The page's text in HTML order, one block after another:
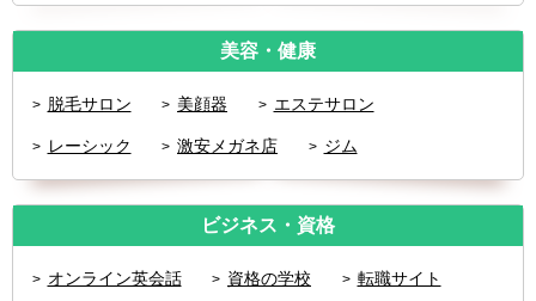
美容・健康
脱毛サロン 美顔器 エステサロン
レーシック 激安メガネ店 ジム
ビジネス・資格
オンライン英会話 資格の学校 転職サイト